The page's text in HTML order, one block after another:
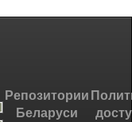
Репозитории
Беларуси